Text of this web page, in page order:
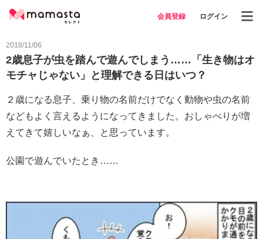
会員登録 ログイン
2018/11/06
2歳息子が虫を踏んで遊んでしまう……「生き物はオ
モチャじゃない」と理解できる日はいつ？
２歳になる息子、乗り物の名前だけでなく動物や虫の名前
などもよく言えるようになってきました。おしゃべりが増
えてきて嬉しいなぁ、と思っています。
公園で遊んでいたとき……